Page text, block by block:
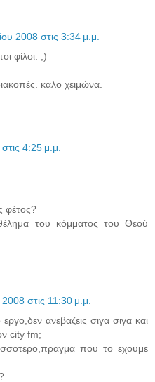
2008 στις 3:34 μ.μ.
φίλοι. ;)
καλο χειμώνα.
4:25 μ.μ.
φέτος?
του κόμματος του Θεού
στις 11:30 μ.μ.
ανεβαζεις σιγα σιγα και
city fm;
που το εχουμε